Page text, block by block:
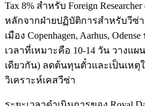
Tax 8% สำหรับ Foreign
หลักจากฝ่ายปฏิบัติการสำหรับวีซ่
เมือง Copenhagen, Aarhus,
เวลาที่เหมาะคือ 10-14 วัน วางแผ
เดียวกัน) ลดต้นทุนตั๋วและเป็นเหตุ
วิเคราะห์เคสวีซ่า